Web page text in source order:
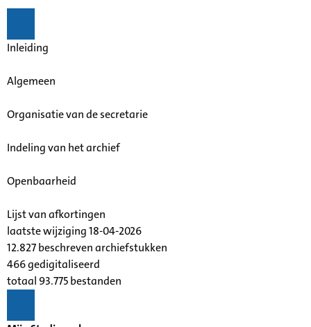
Inleiding
Algemeen
Organisatie van de secretarie
Indeling van het archief
Openbaarheid
Lijst van afkortingen
laatste wijziging 18-04-2026
12.827 beschreven archiefstukken
466 gedigitaliseerd
totaal 93.775 bestanden